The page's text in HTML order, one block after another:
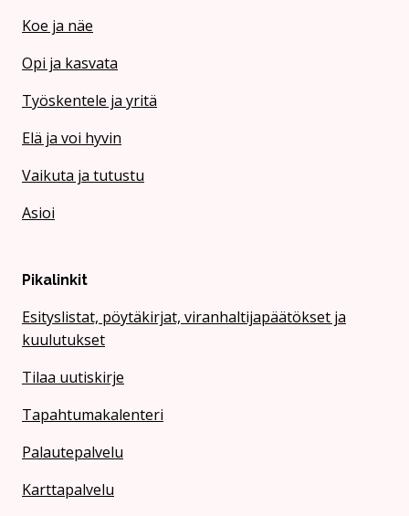
Koe ja näe
Opi ja kasvata
Työskentele ja yritä
Elä ja voi hyvin
Vaikuta ja tutustu
Asioi
Pikalinkit
Esityslistat, pöytäkirjat, viranhaltijapäätökset ja
kuulutukset
Tilaa uutiskirje
Tapahtumakalenteri
Palautepalvelu
Karttapalvelu